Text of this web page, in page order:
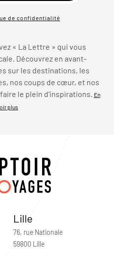
de confidentialité
« La Lettre » qui vous
Découvrez en avant-
sur les destinations, les
nos coups de cœur, et nos
le plein d’inspirations.
En
plus
Lille
76, rue Nationale
59800 Lille